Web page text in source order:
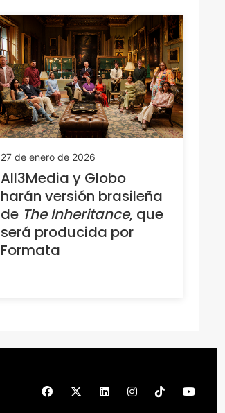
27 de enero de 2026
All3Media y Globo
harán versión brasileña
de The Inheritance, que
será producida por
Formata